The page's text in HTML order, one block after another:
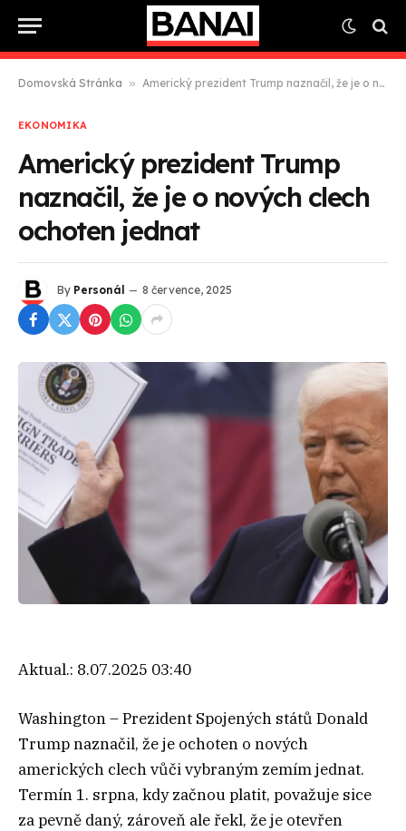
Domovská Stránka » Americký prezident Trump naznačil, že je o nových clech ochoten jednat
EKONOMIKA
Americký prezident Trump
naznačil, že je o nových clech
ochoten jednat
By Personál 8 července, 2025
Aktual.: 8.07.2025 03:40
Washington – Prezident Spojených států Donald
Trump naznačil, že je ochoten o nových
amerických clech vůči vybraným zemím jednat.
Termín 1. srpna, kdy začnou platit, považuje sice
za pevně daný, zároveň ale řekl, že je otevřen